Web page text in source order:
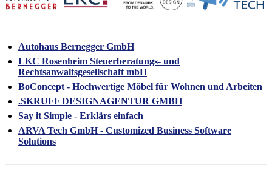
Autohaus Bernegger GmbH
LKC Rosenheim Steuerberatungs- und
Rechtsanwaltsgesellschaft mbH
BoConcept - Hochwertige Möbel für Wohnen und Arbeiten
.SKRUFF DESIGNAGENTUR GMBH
Say it Simple - Erklärs einfach
ARVA Tech GmbH - Customized Business Software
Solutions